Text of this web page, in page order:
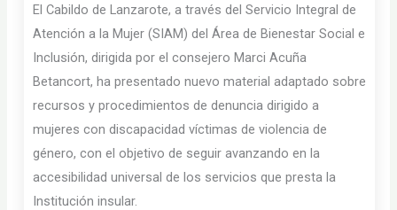
El Cabildo de Lanzarote, a través del Servicio Integral de
Atención a la Mujer (SIAM) del Área de Bienestar Social e
Inclusión, dirigida por el consejero Marci Acuña
Betancort, ha presentado nuevo material adaptado sobre
recursos y procedimientos de denuncia dirigido a
mujeres con discapacidad víctimas de violencia de
género, con el objetivo de seguir avanzando en la
accesibilidad universal de los servicios que presta la
Institución insular.